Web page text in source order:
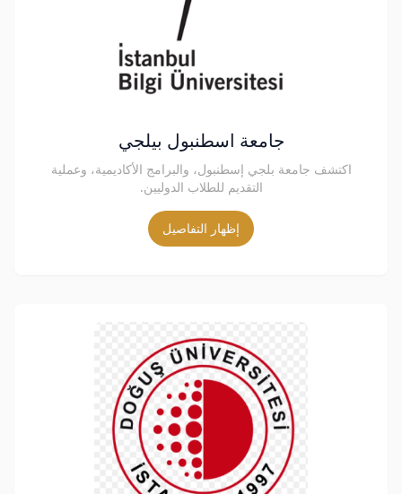
جامعة اسطنبول بيلجي
اكتشف جامعة بلجي إسطنبول، والبرامج الأكاديمية، وعملية
التقديم للطلاب الدوليين.
إظهار التفاصيل